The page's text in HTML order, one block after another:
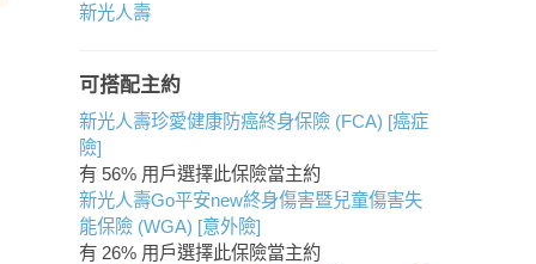
新光人壽
可搭配主約
新光人壽珍愛健康防癌終身保險 (FCA) [癌症
險]
有 56% 用戶選擇此保險當主約
新光人壽Go平安new終身傷害暨兒童傷害失
能保險 (WGA) [意外險]
有 26% 用戶選擇此保險當主約